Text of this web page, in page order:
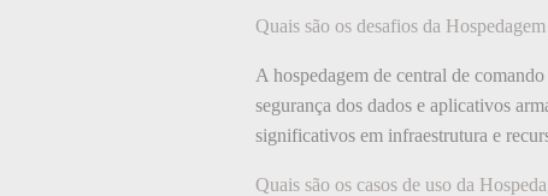
Quais são os desafios da
A hospedagem de central de
segurança dos dados e aplicativos
significativos em infraestrutura e
Quais são os casos de uso da